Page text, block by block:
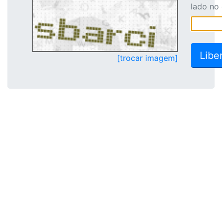
[trocar imagem]
lado no